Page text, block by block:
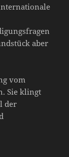
aber
vom
Sie klingt
der